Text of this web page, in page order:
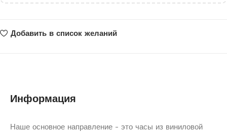
Добавить в список желаний
Информация
Наше основное направление - это часы из виниловой